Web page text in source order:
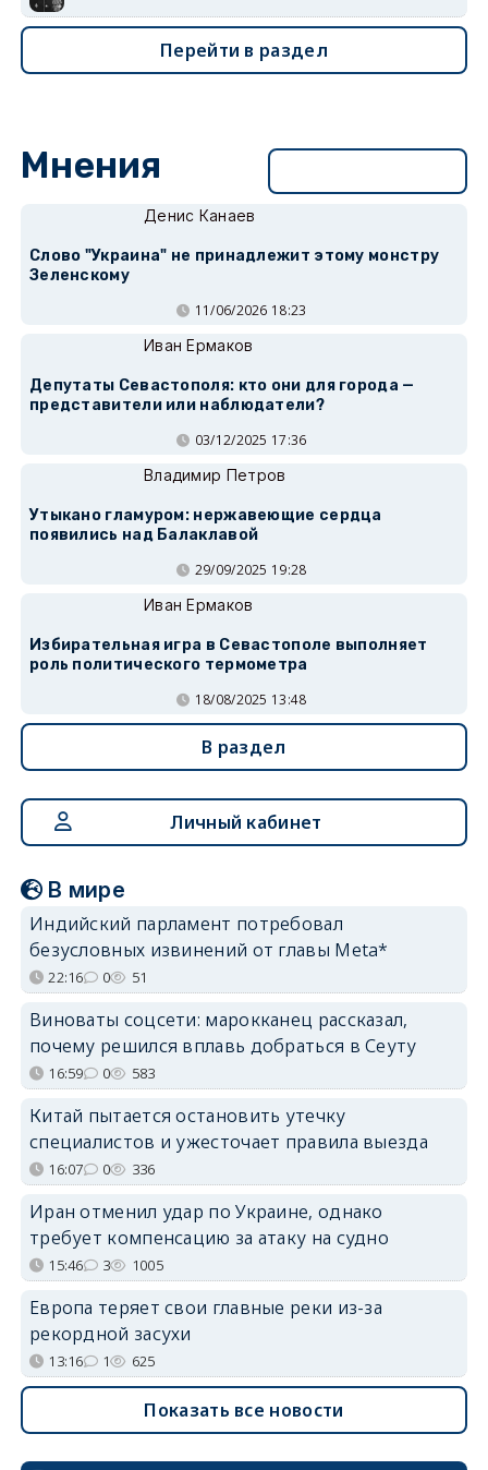
Перейти в раздел
Мнения
Денис Канаев
Слово "Украина" не принадлежит этому монстру
Зеленскому
11/06/2026 18:23
Иван Ермаков
Депутаты Севастополя: кто они для города —
представители или наблюдатели?
03/12/2025 17:36
Владимир Петров
Утыкано гламуром: нержавеющие сердца
появились над Балаклавой
29/09/2025 19:28
Иван Ермаков
Избирательная игра в Севастополе выполняет
роль политического термометра
18/08/2025 13:48
В раздел
Личный кабинет
В мире
Индийский парламент потребовал
безусловных извинений от главы Meta*
22:16 0 51
Виноваты соцсети: марокканец рассказал,
почему решился вплавь добраться в Сеуту
16:59 0 583
Китай пытается остановить утечку
специалистов и ужесточает правила выезда
16:07 0 336
Иран отменил удар по Украине, однако
требует компенсацию за атаку на судно
15:46 3 1005
Европа теряет свои главные реки из-за
рекордной засухи
13:16 1 625
Показать все новости